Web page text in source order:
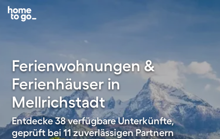
Ferienwohnungen &
Ferienhäuser in
Mellrichstadt
Entdecke 38 verfügbare Unterkünfte,
geprüft bei 11 zuverlässigen Partnern